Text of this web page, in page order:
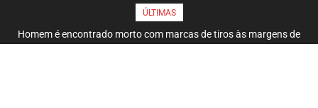
ÚLTIMAS
Homem é encontrado morto com marcas de tiros às margens de
rodovia em Campina Grande